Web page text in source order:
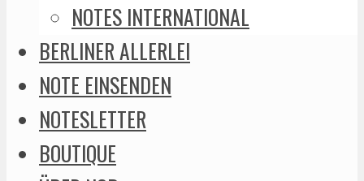
NOTES INTERNATIONAL
BERLINER ALLERLEI
NOTE EINSENDEN
NOTESLETTER
BOUTIQUE